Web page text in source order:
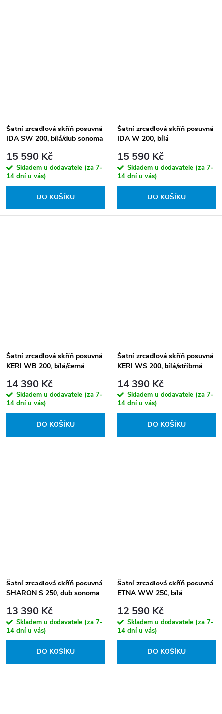
Šatní zrcadlová skříň posuvná
IDA SW 200, bílá/dub sonoma
15 590 Kč
Skladem u dodavatele (za 7-
14 dní u vás)
DO KOŠÍKU
Šatní zrcadlová skříň posuvná
IDA W 200, bílá
15 590 Kč
Skladem u dodavatele (za 7-
14 dní u vás)
DO KOŠÍKU
Šatní zrcadlová skříň posuvná
KERI WB 200, bílá/černá
14 390 Kč
Skladem u dodavatele (za 7-
14 dní u vás)
DO KOŠÍKU
Šatní zrcadlová skříň posuvná
KERI WS 200, bílá/stříbrná
14 390 Kč
Skladem u dodavatele (za 7-
14 dní u vás)
DO KOŠÍKU
Šatní zrcadlová skříň posuvná
SHARON S 250, dub sonoma
13 390 Kč
Skladem u dodavatele (za 7-
14 dní u vás)
DO KOŠÍKU
Šatní zrcadlová skříň posuvná
ETNA WW 250, bílá
12 590 Kč
Skladem u dodavatele (za 7-
14 dní u vás)
DO KOŠÍKU